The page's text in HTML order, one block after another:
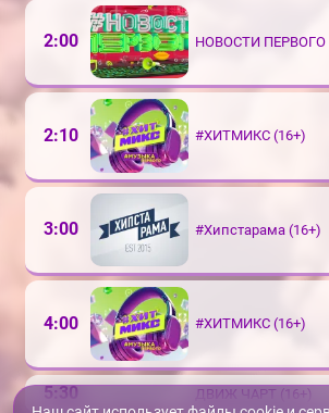
2:00 НОВОСТИ ПЕРВОГО
2:10 #ХИТМИКС (16+)
3:00 #Хипстарама (16+)
4:00 #ХИТМИКС (16+)
5:30 ДВИЖ ЧАРТ (16+)